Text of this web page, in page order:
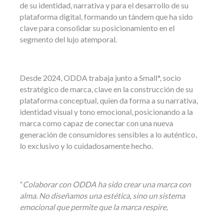
de su identidad, narrativa y para el desarrollo de su
plataforma digital, formando un tándem que ha sido
clave para consolidar su posicionamiento en el
segmento del lujo atemporal.
Desde 2024, ODDA trabaja junto a Small*, socio
estratégico de marca, clave en la construcción de su
plataforma conceptual, quien da forma a su narrativa,
identidad visual y tono emocional, posicionando a la
marca como capaz de conectar con una nueva
generación de consumidores sensibles a lo auténtico,
lo exclusivo y lo cuidadosamente hecho.
“Colaborar con ODDA ha sido crear una marca con
alma. No diseñamos una estética, sino un sistema
emocional que permite que la marca respire,